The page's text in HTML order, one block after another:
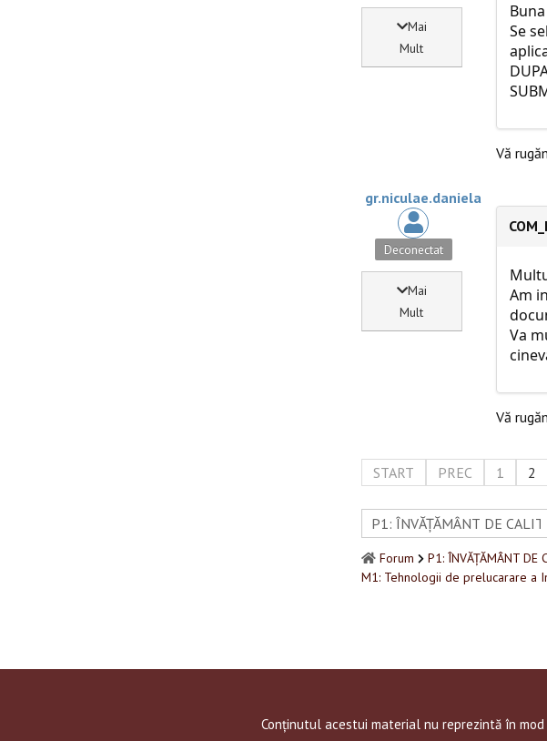
Mai
Mult
Se
Vă
gr.niculae.daniela
Deconectat
Mai
Mult
Am
Va
Vă
START PREC 1 2
Forum
P1: ÎNVĂȚĂMÂNT DE
M1: Tehnologii de prelucarare a
Conținutul acestui material nu reprezintă în